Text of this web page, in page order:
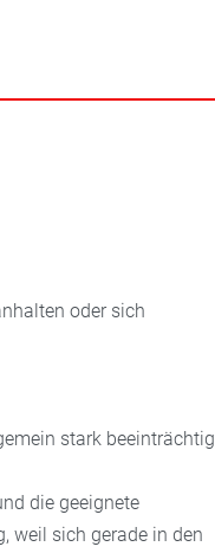
oder sich
stark
die geeignete
weil sich gerade in den